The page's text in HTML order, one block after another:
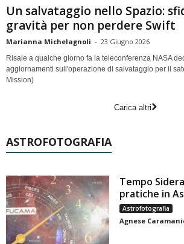
Un salvataggio nello Spazio:
gravità per non perdere Swift
Marianna Michelagnoli - 23 Giugno 2026
Risale a qualche giorno fa la teleconferenza NASA
aggiornamenti sull'operazione di salvataggio per il
Mission)
Carica altri
ASTROFOTOGRAFIA
Tempo
pratiche in
Astrofotografia
Agnese